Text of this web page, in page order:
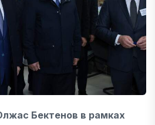
Бектенов в рамках